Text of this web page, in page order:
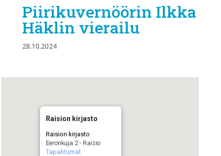
Piirikuvernöörin Ilkka
Häklin vierailu
28.10.2024
Raision kirjasto
Raision kirjasto
Eeronkuja 2 - Raisio
Tapahtumat